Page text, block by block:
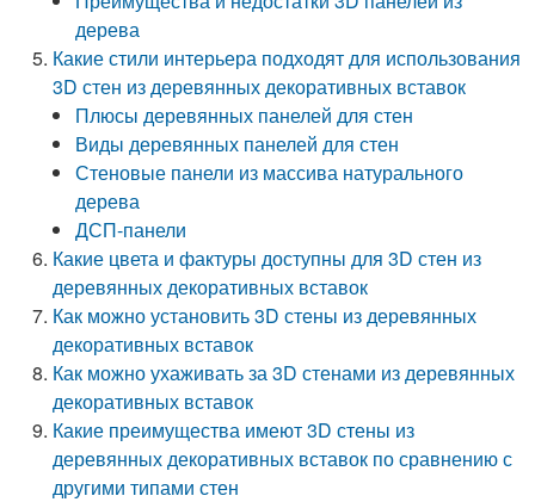
дерева
Какие стили интерьера подходят для использования
3D стен из деревянных декоративных вставок
Плюсы деревянных панелей для стен
Виды деревянных панелей для стен
Стеновые панели из массива натурального
дерева
ДСП-панели
Какие цвета и фактуры доступны для 3D стен из
деревянных декоративных вставок
Как можно установить 3D стены из деревянных
декоративных вставок
Как можно ухаживать за 3D стенами из деревянных
декоративных вставок
Какие преимущества имеют 3D стены из
деревянных декоративных вставок по сравнению с
другими типами стен